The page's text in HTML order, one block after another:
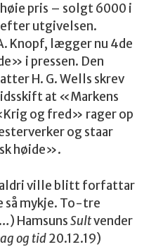
pris – solgt 6000 i
utgivelsen.
Knopf, lægger nu 4de
i pressen. Den
H. G. Wells skrev
at «Markens
og fred» rager op
og staar
høide».
aldri ville blitt forfattar
så mykje. To-tre
HamsunsSultvender
og tid20.12.19)